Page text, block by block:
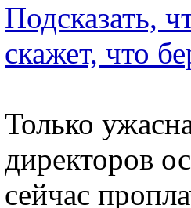
Подсказать,
скажет, что
Только
директоров
сейчас